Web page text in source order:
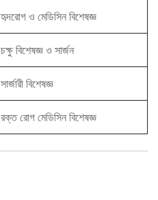
হৃদরোগ ও মেডিসিন বিশেষজ্ঞ
চক্ষু বিশেষজ্ঞ ও সার্জন
সার্জারী বিশেষজ্ঞ
রক্ত রোগ মেডিসিন বিশেষজ্ঞ